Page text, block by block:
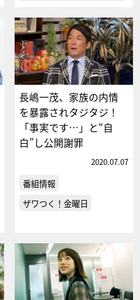
長嶋一茂、家族の内情
を暴露されタジタジ！
「事実です…」と“自
白”し公開謝罪
2020.07.07
番組情報
ザワつく！金曜日